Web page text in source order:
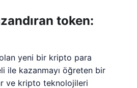
token:
yeni bir kripto para
ile kazanmayı öğreten bir
ve kripto teknolojileri